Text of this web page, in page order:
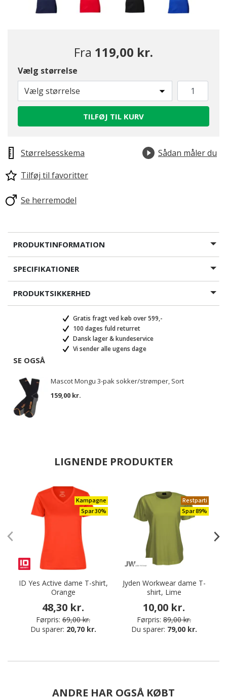
Fra 119,00 kr.
Vælg størrelse
Vælg størrelse
TILFØJ TIL KURV
Størrelsesskema
Sådan måler du
Tilføj til favoritter
Se herremodel
PRODUKTINFORMATION
SPECIFIKATIONER
PRODUKTSIKKERHED
Gratis fragt ved køb over 599,-
100 dages fuld returret
Dansk lager & kundeservice
Vi sender alle ugens dage
SE OGSÅ
Mascot Mongu 3-pak sokker/strømper, Sort
159,00 kr.
LIGNENDE PRODUKTER
Kampagne
Spar 30%
ID Yes Active dame T-shirt,
Orange
48,30 kr.
Førpris: 69,00 kr.
Du sparer: 20,70 kr.
Restparti
Spar 89%
Jyden Workwear dame T-
shirt, Lime
10,00 kr.
Førpris: 89,00 kr.
Du sparer: 79,00 kr.
ANDRE HAR OGSÅ KØBT